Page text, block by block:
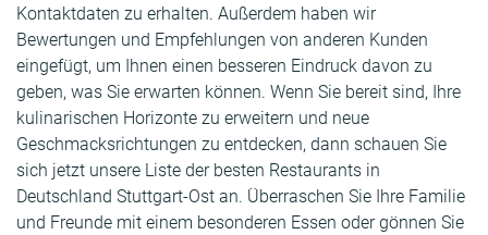
Kontaktdaten zu erhalten. Außerdem haben wir
Bewertungen und Empfehlungen von anderen Kunden
eingefügt, um Ihnen einen besseren Eindruck davon zu
geben, was Sie erwarten können. Wenn Sie bereit sind, Ihre
kulinarischen Horizonte zu erweitern und neue
Geschmacksrichtungen zu entdecken, dann schauen Sie
sich jetzt unsere Liste der besten Restaurants in
Deutschland Stuttgart-Ost an. Überraschen Sie Ihre Familie
und Freunde mit einem besonderen Essen oder gönnen Sie